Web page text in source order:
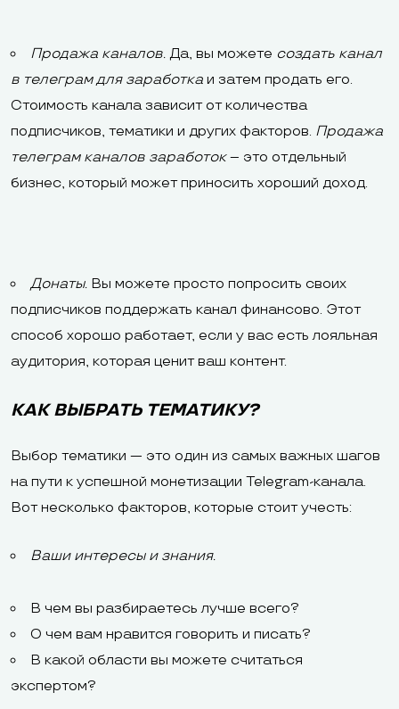
Продажа каналов. Да, вы можете создать канал
в телеграм для заработка и затем продать его.
Стоимость канала зависит от количества
подписчиков, тематики и других факторов. Продажа
телеграм каналов заработок– это отдельный
бизнес, который может приносить хороший доход.
Донаты. Вы можете просто попросить своих
подписчиков поддержать канал финансово. Этот
способ хорошо работает, если у вас есть лояльная
аудитория, которая ценит ваш контент.
КАК ВЫБРАТЬ ТЕМАТИКУ?
Выбор тематики — это один из самых важных шагов
на пути к успешной монетизации Telegram-канала.
Вот несколько факторов, которые стоит учесть:
Ваши интересы и знания.
В чем вы разбираетесь лучше всего?
О чем вам нравится говорить и писать?
В какой области вы можете считаться
экспертом?